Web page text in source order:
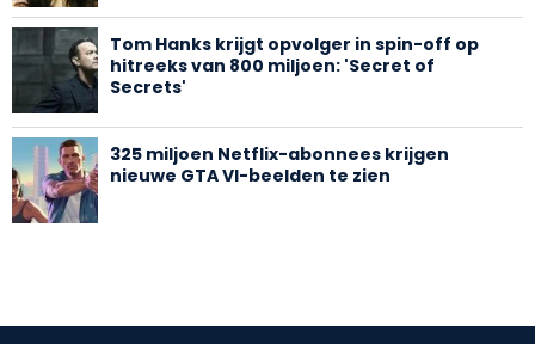
Tom Hanks krijgt opvolger in spin-off op
hitreeks van 800 miljoen: 'Secret of
Secrets'
325 miljoen Netflix-abonnees krijgen
nieuwe GTA VI-beelden te zien